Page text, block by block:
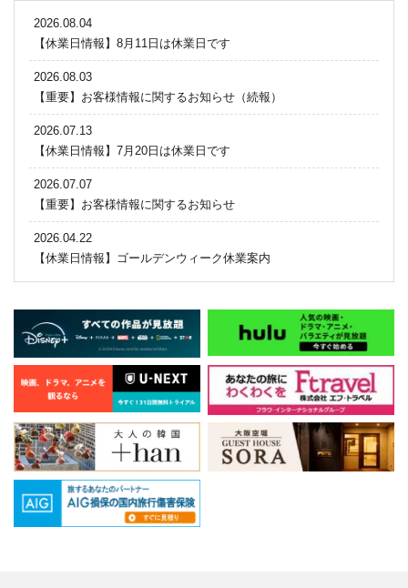
2026.08.04
【休業日情報】8月11日は休業日です
2026.08.03
【重要】お客様情報に関するお知らせ（続報）
2026.07.13
【休業日情報】7月20日は休業日です
2026.07.07
【重要】お客様情報に関するお知らせ
2026.04.22
【休業日情報】ゴールデンウィーク休業案内